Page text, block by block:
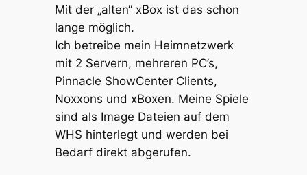
Mit der „alten“ xBox ist das schon
lange möglich.
Ich betreibe mein Heimnetzwerk
mit 2 Servern, mehreren PC’s,
Pinnacle ShowCenter Clients,
Noxxons und xBoxen. Meine Spiele
sind als Image Dateien auf dem
WHS hinterlegt und werden bei
Bedarf direkt abgerufen.